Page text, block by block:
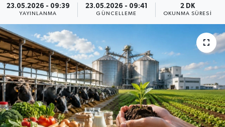
23.05.2026 - 09:39
YAYINLANMA
23.05.2026 - 09:41
GÜNCELLEME
2 DK
OKUNMA SÜRESI
Daday Haberleri
Devrekani Haberleri
Doğanyurt Haberleri
Hanönü Haberleri